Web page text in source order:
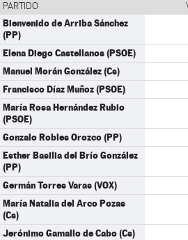
PARTIDO
Bienvenido de Arriba Sánchez
(PP)
Elena Diego Castellanos (PSOE)
Manuel Morán González (Cs)
Francisco Díaz Muñoz (PSOE)
María Rosa Hernández Rubio
(PSOE)
Gonzalo Robles Orozco (PP)
Esther Basilia del Brío González
(PP)
Germán Torres Varas (VOX)
María Natalia del Arco Pozas
(Cs)
Jerónimo Gamallo de Cabo (Cs)